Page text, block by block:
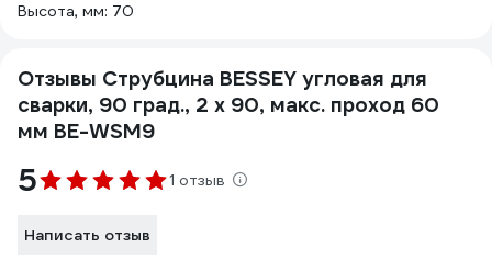
Высота, мм: 70
Отзывы Струбцина BESSEY угловая для
сварки, 90 град., 2 x 90, макс. проход 60
мм BE-WSM9
5 1 отзыв
Написать отзыв